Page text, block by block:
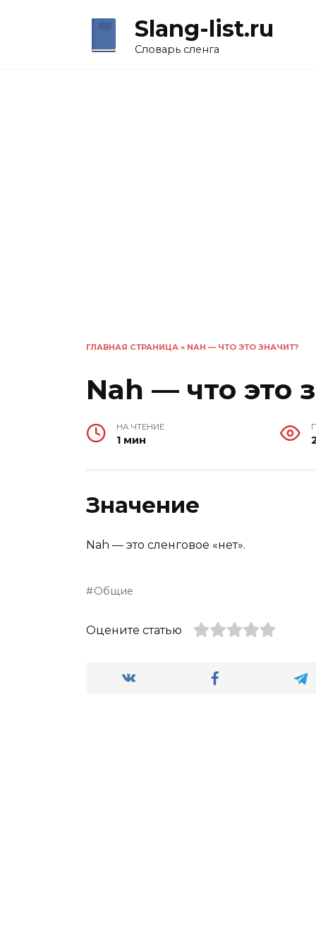
Slang-list.ru
Словарь сленга
ГЛАВНАЯ СТРАНИЦА » NAH — ЧТО ЭТО ЗНАЧИТ?
Nah — что это
НА ЧТЕНИЕ
1 мин
Значение
Nah — это сленговое «нет».
Общие
Оцените статью